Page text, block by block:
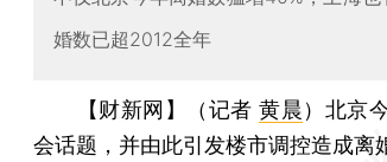
婚数已超2012全年
【财新网】（记者黄晨） 北京
会话题，并由此引发楼市调控造成离